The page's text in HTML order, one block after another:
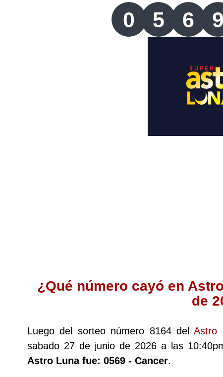
Lotería del Valle
Lotería del Meta
Antioqueñita Día
Antioqueñita Tarde
0 5 6 9
¿Qué número cayó en
de
Luego del sorteo número 8164 delAstro
sabado 27 de junio de 2026 a las
Astro Luna fue: 0569 - Cancer.